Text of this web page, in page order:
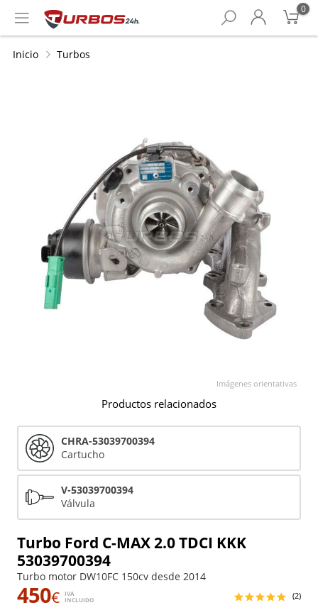
0
Inicio Turbos
Turbo Ford C-MAX 2.0 TDCI KKK
53039700394
Turbo motor DW10FC 150cv desde 2014
450€
IVA
INCLUIDO
(2)
Imágenes orientativas
Productos relacionados
CHRA-53039700394
Cartucho
V-53039700394
Válvula